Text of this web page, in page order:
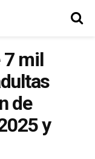
7 mil
de
y